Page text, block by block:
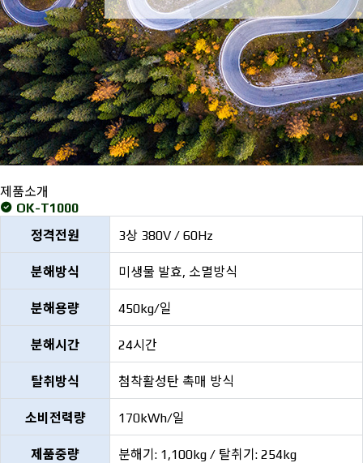
제품소개
OK-T1000
정격전원
3상 380V / 60Hz
분해방식 미생물 발효, 소멸방식
분해용량 450kg/일
분해시간 24시간
탈취방식 첨착활성탄 촉매 방식
소비전력량 170kWh/일
제품중량 분해기: 1,100kg / 탈취기: 254kg